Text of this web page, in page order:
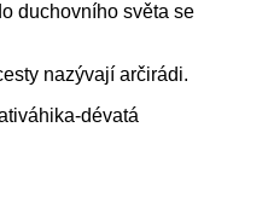
duchovního světa se
nazývají arčirádi.
dévatá